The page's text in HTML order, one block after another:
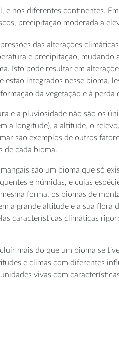
nos diferentes continentes.
precipitação moderada a
das alterações
e precipitação, mudando
Isto pode resultar em
estão integrados nesse bioma,
da vegetação e à perda
e a pluviosidade não são os
a longitude), a altitude, o
são exemplos de outros
de cada bioma.
são um bioma que só
e húmidas, e cujas
forma, os biomas de
a grande altitude e a sua flora
características climáticas
mais do que um bioma se
e climas com diferentes
vivas com